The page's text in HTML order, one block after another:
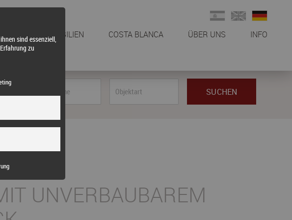
IMMOBILIEN COSTA BLANCA ÜBER UNS INFO
UNVERBAUBAREM
sind essenziell,
zu
Besuchers